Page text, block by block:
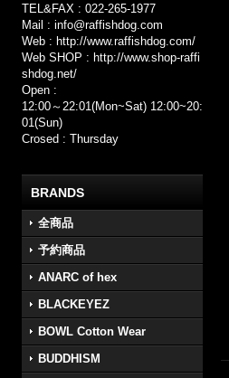
TEL&FAX : 022-265-1977
Mail : info@raffishdog.com
Web : http://www.raffishdog.com/
Web SHOP : http://www.shop-raffi
shdog.net/
Open :
12:00～22:01(Mon~Sat) 12:00~20:
01(Sun)
Crosed : Thursday
BRANDS
全商品
予約商品
ANARC of hex
BLACKEYEZ
BOWL Cotton Wear
BUDDHISM